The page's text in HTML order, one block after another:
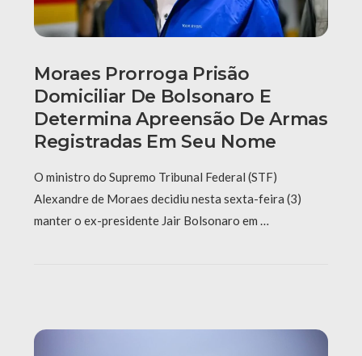
Moraes Prorroga Prisão
Domiciliar De Bolsonaro E
Determina Apreensão De Armas
Registradas Em Seu Nome
O ministro do Supremo Tribunal Federal (STF)
Alexandre de Moraes decidiu nesta sexta-feira (3)
manter o ex-presidente Jair Bolsonaro em …